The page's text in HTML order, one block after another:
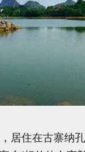
居住在古寨纳